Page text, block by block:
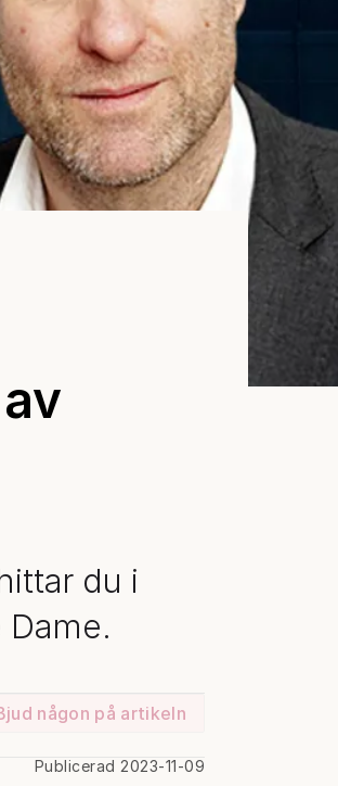
du i
Dame.
någon på artikeln
Publicerad 2023-11-09